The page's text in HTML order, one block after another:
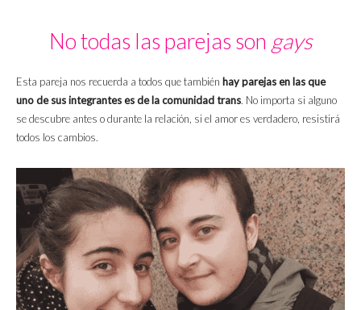
No todas las parejas son gays
Esta pareja nos recuerda a todos que también hay parejas en las que
uno de sus integrantes es de la comunidad trans. No importa si alguno
se descubre antes o durante la relación, si el amor es verdadero, resistirá
todos los cambios.